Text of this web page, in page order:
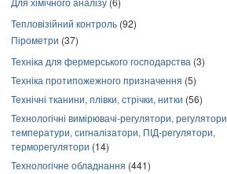
Тепловізійний контроль (92)
Пірометри (37)
Техніка для фермерського господарства (3)
Техніка протипожежного призначення (5)
Технічні тканини, плівки, стрічки, нитки (56)
Технологічні вимірювачі-регулятори, регулятори
температури, сигналізатори, ПІД-регулятори,
терморегулятори (14)
Технологічне обладнання (441)